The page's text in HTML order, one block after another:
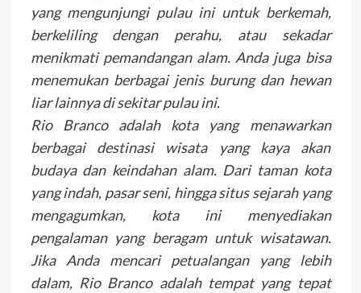
yang mengunjungi pulau ini untuk berkemah,
berkeliling dengan perahu, atau sekadar
menikmati pemandangan alam. Anda juga bisa
menemukan berbagai jenis burung dan hewan
liar lainnya di sekitar pulau ini.
Rio Branco adalah kota yang menawarkan
berbagai destinasi wisata yang kaya akan
budaya dan keindahan alam. Dari taman kota
yang indah, pasar seni, hingga situs sejarah yang
mengagumkan, kota ini menyediakan
pengalaman yang beragam untuk wisatawan.
Jika Anda mencari petualangan yang lebih
dalam, Rio Branco adalah tempat yang tepat